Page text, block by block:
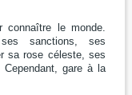
connaître le monde.
sanctions, ses
sa rose céleste, ses
gare à la